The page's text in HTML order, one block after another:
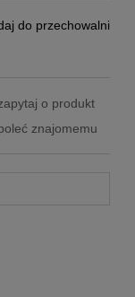
do przechowalni
o produkt
znajomemu